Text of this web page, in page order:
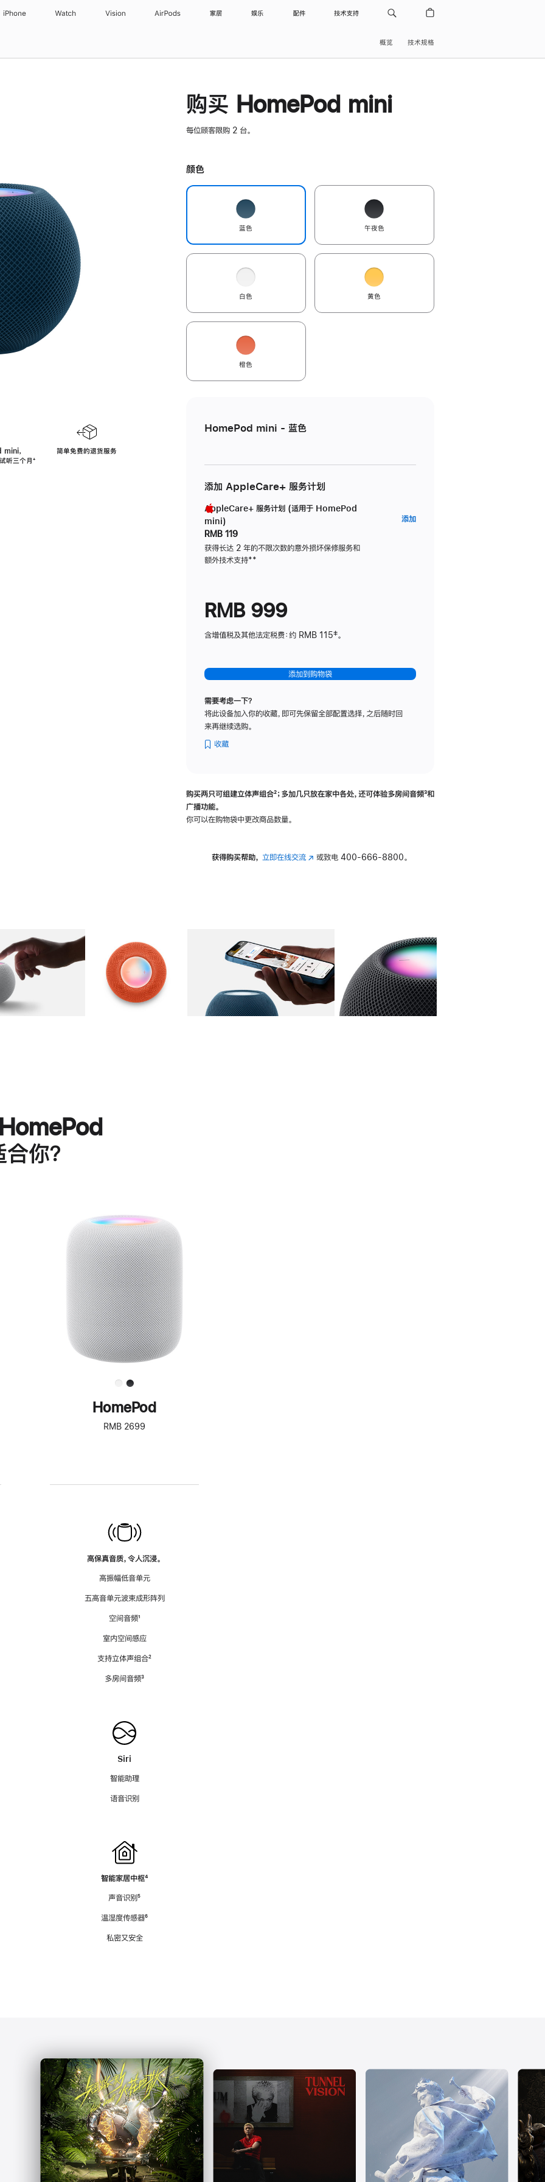
iPhone Watch Vision AirPods 家居 娱乐 配件 技术支持
概览 技术规格
，
听三个月脚
⁺
简单免费的退货服务
购买 HomePod mini
每位顾客限购 2 台。
颜色
蓝色 午夜色
白色 黄色
橙色
HomePod mini - 蓝色
添加 AppleCare+ 服务计划
AppleCare+ 服务计划 (适用于 HomePod
mini)
RMB 119
获得长达 2 年的不限次数的意外损坏保修服务和
额外技术支持脚
**
添加AppleCare+
RMB 999
含增值税及其他法定税费：约 RMB 115‡。
添加到购物袋
需要考虑一下？
将此设备加入你的收藏，即可先保留全部配置选择，之后随时回
来再继续选购。
收藏
购买两只可组建立体声组合脚
²；多加几只放在家中各处，还可体验多‍房‍间音频脚
³和
广播功能。
你可以在购物袋中更改商品数量。
获得购买帮助， 立即在线交流(在 或致电 400-666-8800。
图库 图像 图库 图像 图库 图像 4 图库 图像 5
你？
进
一
步
了
解
HomePod<
HomePod
RMB 2699
高保真音质，令人沉浸。
高振幅低音单元
五高音单元波束成形阵列
空间音频脚
¹
室内空间感应
支持立体声组合脚
²
多房间音频脚
³
Siri
智能助理
语音识别
智能家居中枢脚
⁴
声音识别脚
⁵
温湿度传感器脚
⁶
私密又安全